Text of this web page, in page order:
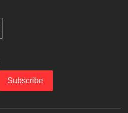
Subscribe